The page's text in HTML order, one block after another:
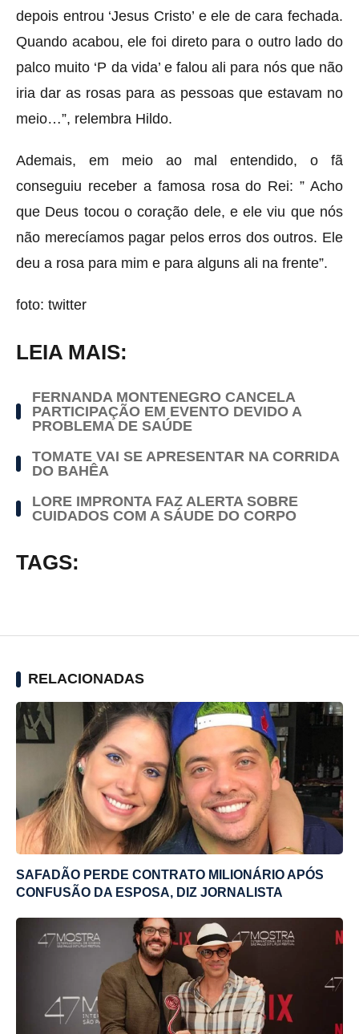
depois entrou ‘Jesus Cristo’ e ele de cara fechada.
Quando acabou, ele foi direto para o outro lado do
palco muito ‘P da vida’ e falou ali para nós que não
iria dar as rosas para as pessoas que estavam no
meio…”, relembra Hildo.
Ademais, em meio ao mal entendido, o fã
conseguiu receber a famosa rosa do Rei: ” Acho
que Deus tocou o coração dele, e ele viu que nós
não merecíamos pagar pelos erros dos outros. Ele
deu a rosa para mim e para alguns ali na frente”.
foto: twitter
LEIA MAIS:
FERNANDA MONTENEGRO CANCELA
PARTICIPAÇÃO EM EVENTO DEVIDO A
PROBLEMA DE SAÚDE
TOMATE VAI SE APRESENTAR NA CORRIDA
DO BAHÊA
LORE IMPRONTA FAZ ALERTA SOBRE
CUIDADOS COM A SÁUDE DO CORPO
TAGS:
RELACIONADAS
SAFADÃO PERDE CONTRATO MILIONÁRIO APÓS
CONFUSÃO DA ESPOSA, DIZ JORNALISTA